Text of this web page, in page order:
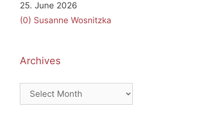
25. June 2026
(0) Susanne Wosnitzka
Archives
Archives